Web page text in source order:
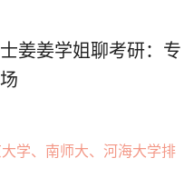
姜姜学姐聊考研：专